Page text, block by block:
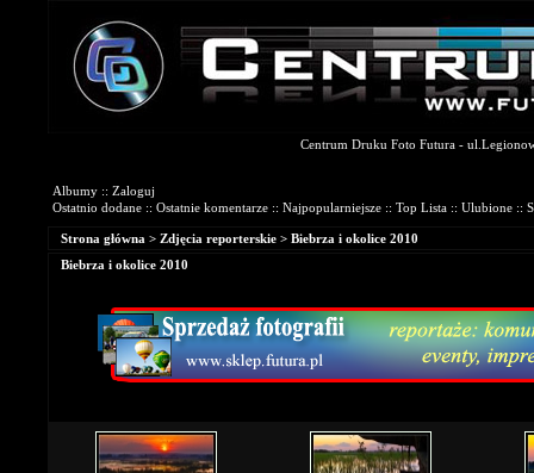
Centrum Druku Foto Futura -
Albumy :: Zaloguj
Ostatnio dodane :: Ostatnie komentarze :: Najpopularniejsze :: Top Lista :: Ulubione ::
Strona główna > Zdjęcia reporterskie > Biebrza i okolice 2010
Biebrza i okolice 2010